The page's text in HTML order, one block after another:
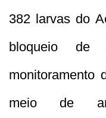
382 larvas do
bloqueio de
monitoramento
meio de